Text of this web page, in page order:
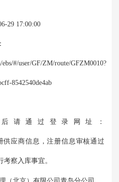
29 17:00:00
ebs/#/user/GF/ZM/route/GFZM0010?
8542540de4ab
请通过登录网址：
供应商信息，注册信息审核通过
察入库事宜。